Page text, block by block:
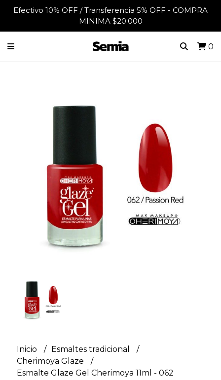
Efectivo 10% OFF / Transferencia 5% OFF - COMPRA
MINIMA $20.000
0
Inicio
Esmaltes tradicional
Cherimoya Glaze
Esmalte Glaze Gel Cherimoya 11ml - 062